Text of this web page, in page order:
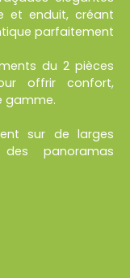
et enduit, créant
parfaitement
du 2 pièces
offrir confort,
gamme.
sur de larges
panoramas